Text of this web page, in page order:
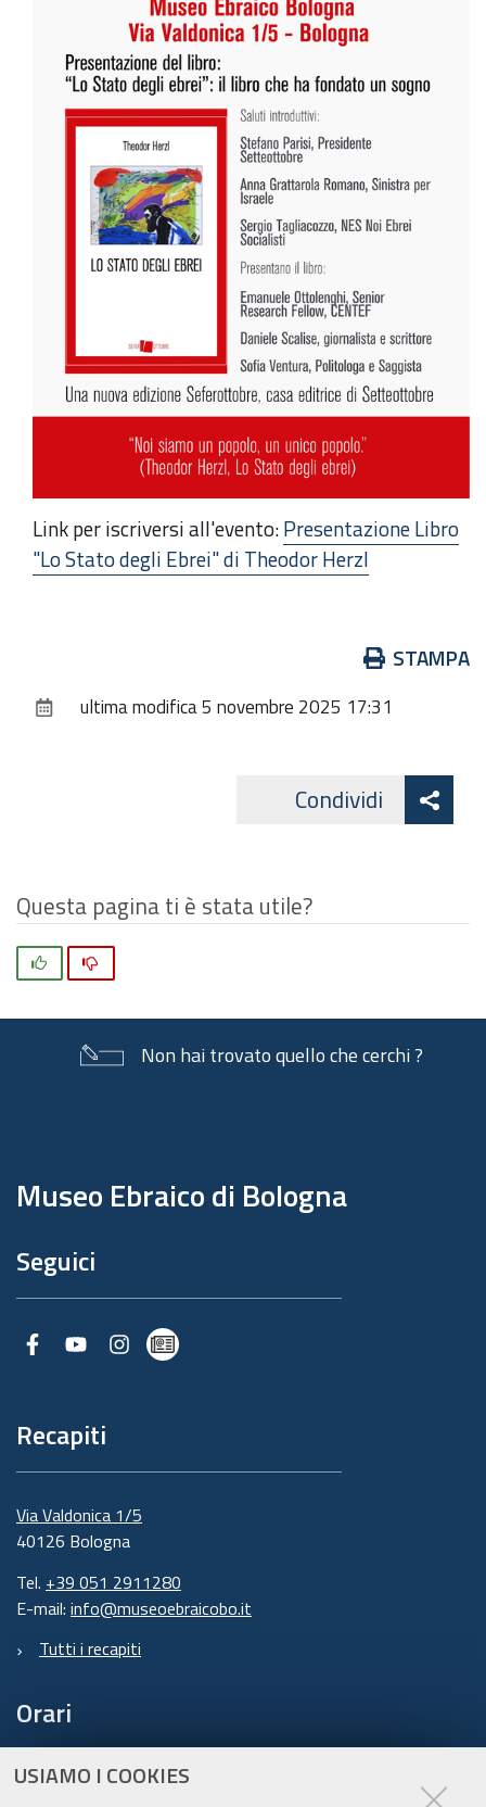
USIAMO I COOKIES
Link per iscriversi all'evento:Presentazione Libro
"Lo Stato degli Ebrei" di Theodor Herzl
documento
STAMPA
ultima modifica5 novembre 2025 17:31
Condividi
Questa pagina ti è stata utile?
Non hai trovato quello che cerchi ?
pagina
Museo Ebraico di Bologna
Seguici
FacebookYoutubeInstagramNewsletter
Recapiti
Via Valdonica 1/5
40126 Bologna
Tel. +39 051 2911280
E-mail: info@museoebraicobo.it
Tutti i recapiti
Orari